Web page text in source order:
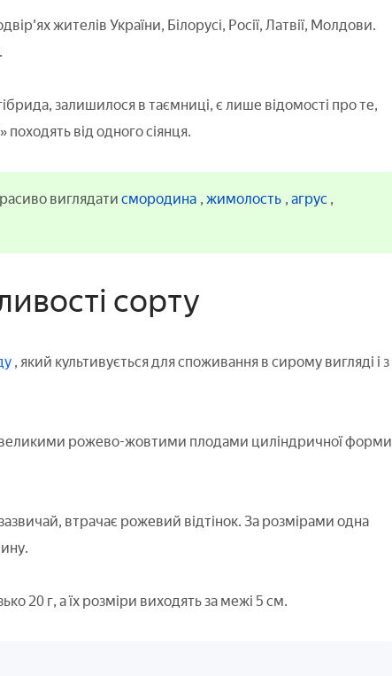
жителів України, Білорусі, Росії, Латвії, Молдови.
залишилося в таємниці, є лише відомості про те,
від одного сіянця.
виглядати смородина , жимолость , агрус ,
сорту
, який культивується для споживання в сирому вигляді і з
великими рожево-жовтими плодами циліндричної форми
втрачає рожевий відтінок. За розмірами одна
20 г, а їх розміри виходять за межі 5 см.